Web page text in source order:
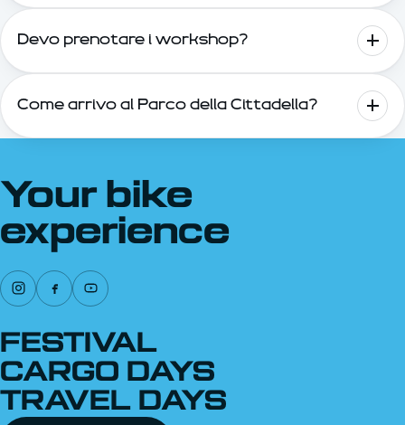
Devo prenotare i workshop?
Come arrivo al Parco della Cittadella?
Your bike
experience
FESTIVAL
CARGO DAYS
TRAVEL DAYS